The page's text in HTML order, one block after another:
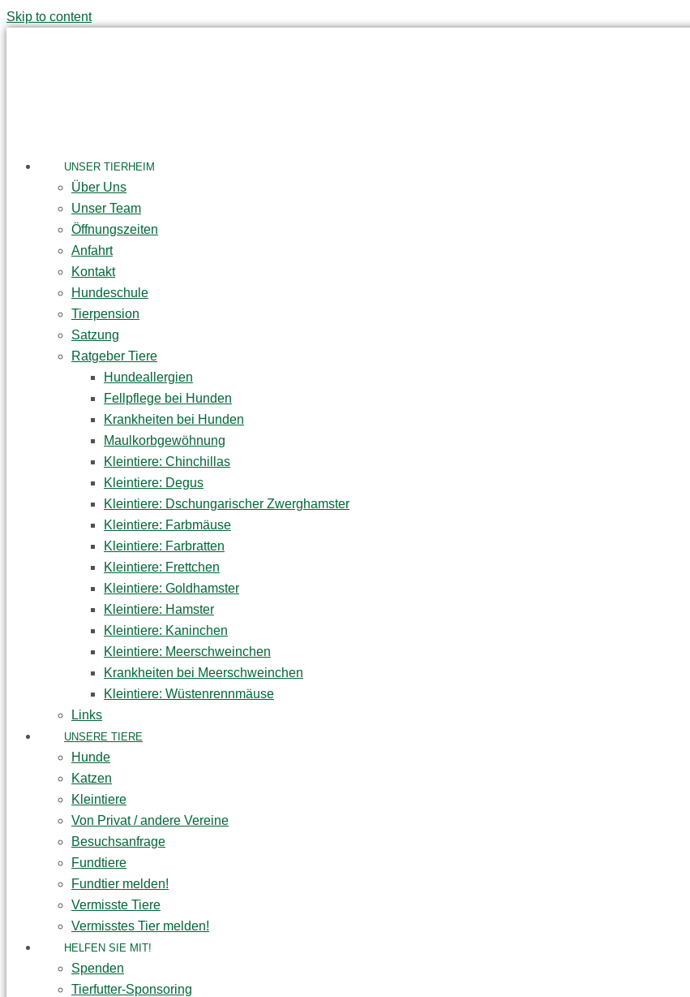
Skip to content
UNSER TIERHEIM
Über Uns
Unser Team
Öffnungszeiten
Anfahrt
Kontakt
Hundeschule
Tierpension
Satzung
Ratgeber Tiere
Hundeallergien
Fellpflege bei Hunden
Krankheiten bei Hunden
Maulkorbgewöhnung
Kleintiere: Chinchillas
Kleintiere: Degus
Kleintiere: Dschungarischer Zwerghamster
Kleintiere: Farbmäuse
Kleintiere: Farbratten
Kleintiere: Frettchen
Kleintiere: Goldhamster
Kleintiere: Hamster
Kleintiere: Kaninchen
Kleintiere: Meerschweinchen
Krankheiten bei Meerschweinchen
Kleintiere: Wüstenrennmäuse
Links
UNSERE TIERE
Hunde
Katzen
Kleintiere
Von Privat / andere Vereine
Besuchsanfrage
Fundtiere
Fundtier melden!
Vermisste Tiere
Vermisstes Tier melden!
HELFEN SIE MIT!
Spenden
Tierfutter-Sponsoring